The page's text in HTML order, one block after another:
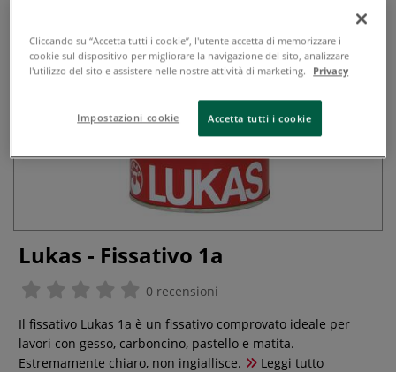
Lukas - Fissativo 1a
0 recensioni
Il fissativo Lukas 1a è un fissativo comprovato ideale per
lavori con gesso, carboncino, pastello e matita.
Estremamente chiaro, non ingiallisce.
Leggi tutto
Cliccando su “Accetta tutti i cookie”, l'utente accetta di memorizzare i
cookie sul dispositivo per migliorare la navigazione del sito, analizzare
l'utilizzo del sito e assistere nelle nostre attività di marketing.
Privacy
Impostazioni cookie Accetta tutti i cookie